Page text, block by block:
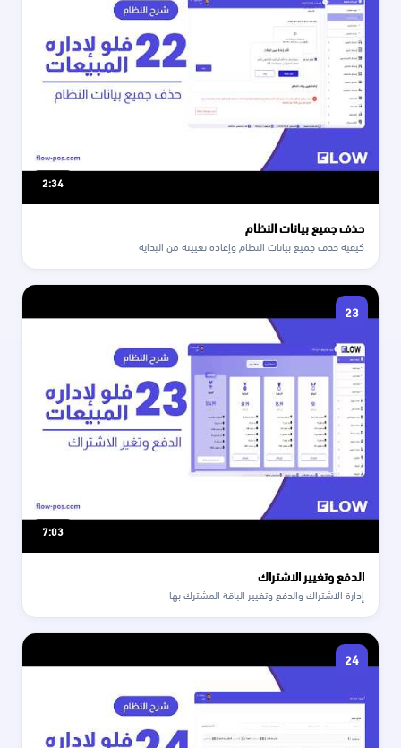
2:34
حذف جميع بيانات النظام
كيفية حذف جميع بيانات النظام وإعادة تعيينه من البداية
7:03
23
الدفع وتغيير الاشتراك
إدارة الاشتراك والدفع وتغيير الباقة المشترك بها
24